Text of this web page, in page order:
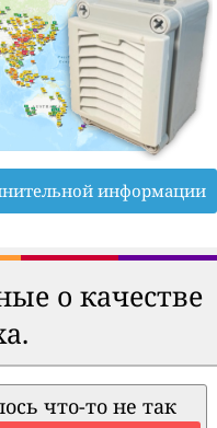
информации
о качестве
что-то не так